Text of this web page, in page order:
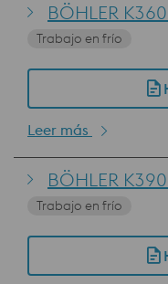
BÖHLER
Trabajo en frío
Leer más
BÖHLER
Trabajo en frío